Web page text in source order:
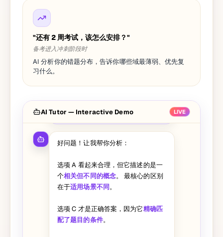
"还有 2 周考试，该怎么安排？"
备考进入冲刺阶段时
AI 分析你的错题分布，告诉你哪些域最薄弱、优先复
习什么。
AI Tutor — Interactive Demo LIVE
这道题我选了 A，但答案说是 C，能
帮我分析一下为什么 A 不对吗？
好问题！让我帮你分析：
选项 A 看起来合理，但它描述的是一
个相关但不同的概念。 最核心的区别
在于适用场景不同。
选项 C 才是正确答案，因为它精确匹
配了题目的条件。